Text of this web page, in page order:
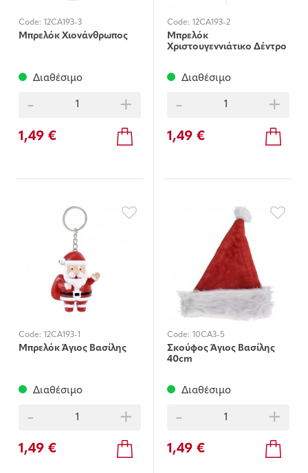
Code: 12CA193-3
Μπρελόκ Χιονάνθρωπος
Διαθέσιμο
- +
1,49 €
Code: 12CA193-2
Μπρελόκ
Χριστουγεννιάτικο Δέντρο
Διαθέσιμο
- +
1,49 €
Code: 12CA193-1
Μπρελόκ Άγιος Βασίλης
Διαθέσιμο
- +
1,49 €
Code: 10CA3-5
Σκούφος Άγιος Βασίλης
40cm
Διαθέσιμο
- +
1,49 €